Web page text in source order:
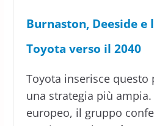
Burnaston, Deeside e
Toyota verso il 2040
Toyota inserisce
una strategia più
europeo, il gruppo